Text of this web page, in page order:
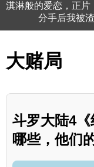
淇淋般的爱恋，正片
分手后我被
大赌局
斗罗大陆4
哪些，他们